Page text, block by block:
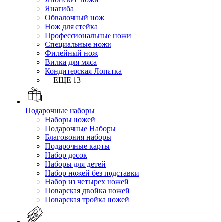
Янагиба
Обвалочный нож
Нож для стейка
Профессиональные ножи
Специальные ножи
Филейный нож
Вилка для мяса
Кондитерская Лопатка
+ ЕЩЕ 13
Подарочные наборы
Наборы ножей
Подарочные Наборы
Благовония наборы
Подарочные карты
Набор досок
Наборы для детей
Набор ножей без подставки
Набор из четырех ножей
Поварская двойка ножей
Поварская тройка ножей